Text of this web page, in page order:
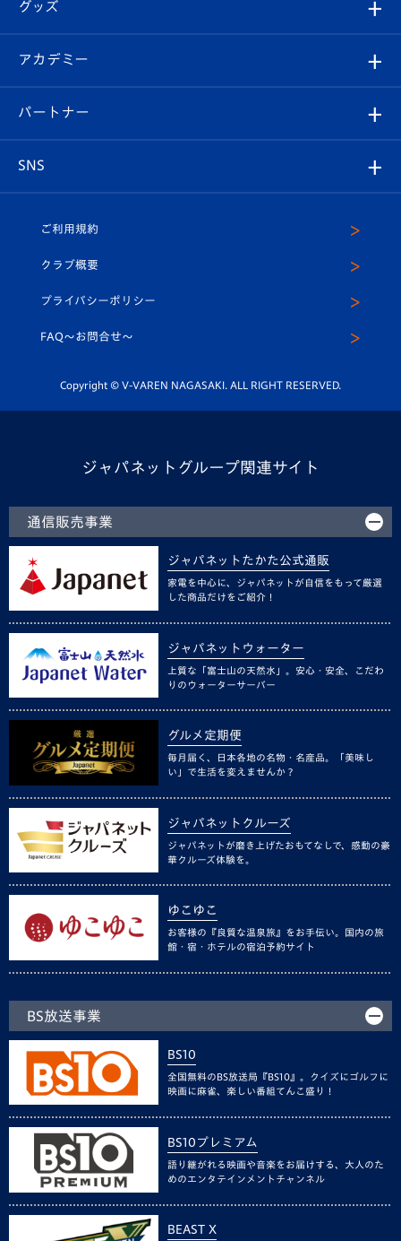
チケット
イベント
メディア
ホームタウン
スタッフプロフィール
マスコット紹介
平和祈念活動
ホームタウン活動
Revive Team
ヴィヴィくんの長崎おもてなしガイド
フォトギャラリー
スタジアムグルメ
V-LOVERS（ファンクラブ）
プレイヤーズスイート
グッズ
オンラインショップ
店舗情報
アカデミー
育成からのお知らせ
U-18
スクール
パートナー
SNS
ヴィヴィくんインスタグラム
公式LINE＠
ご利用規約
クラブ概要
プライバシーポリシー
FAQ〜お問合せ〜
Copyright © V-VAREN NAGASAKI. ALL RIGHT RESERVED.
ジャパネットグループ関連サイト
通信販売事業
ジャパネットたかた公式通販
家電を中心に、ジャパネットが自信をもって厳選
した商品だけをご紹介！
ジャパネットウォーター
上質な「富士山の天然水」。安心・安全、こだわ
りのウォーターサーバー
グルメ定期便
毎月届く、日本各地の名物・名産品。「美味し
い」で生活を変えませんか？
ジャパネットクルーズ
ジャパネットが磨き上げたおもてなしで、感動の豪
華クルーズ体験を。
ゆこゆこ
お客様の『良質な温泉旅』をお手伝い。国内の旅
館・宿・ホテルの宿泊予約サイト
BS放送事業
BS10
全国無料のBS放送局『BS10』。クイズにゴルフに
映画に麻雀、楽しい番組てんこ盛り！
BS10プレミアム
語り継がれる映画や音楽をお届けする、大人のた
めのエンタテインメントチャンネル
BEAST X